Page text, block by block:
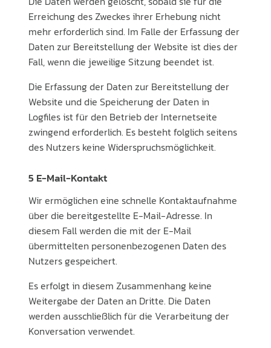
Erreichung des Zweckes ihrer Erhebung nicht
mehr erforderlich sind. Im Falle der Erfassung der
Daten zur Bereitstellung der Website ist dies der
Fall, wenn die jeweilige Sitzung beendet ist.
Die Erfassung der Daten zur Bereitstellung der
Website und die Speicherung der Daten in
Logfiles ist für den Betrieb der Internetseite
zwingend erforderlich. Es besteht folglich seitens
des Nutzers keine Widerspruchsmöglichkeit.
5 E-Mail-Kontakt
Wir ermöglichen eine schnelle Kontaktaufnahme
über die bereitgestellte E-Mail-Adresse. In
diesem Fall werden die mit der E-Mail
übermittelten personenbezogenen Daten des
Nutzers gespeichert.
Es erfolgt in diesem Zusammenhang keine
Weitergabe der Daten an Dritte. Die Daten
werden ausschließlich für die Verarbeitung der
Konversation verwendet.